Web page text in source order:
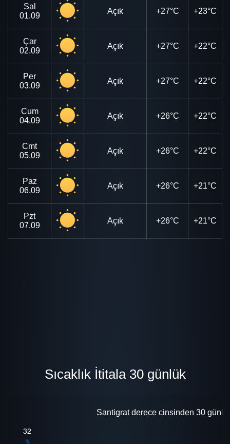
Sal
01.09
Açık +27°C +23°C
Çar
02.09
Açık +27°C +22°C
Per
03.09
Açık +27°C +22°C
Cum
04.09
Açık +26°C +22°C
Cmt
05.09
Açık +26°C +22°C
Paz
06.09
Açık +26°C +21°C
Pzt
07.09
Açık +26°C +21°C
Sıcaklık İtitala 30 günlük
Santigrat derece cinsinden 30